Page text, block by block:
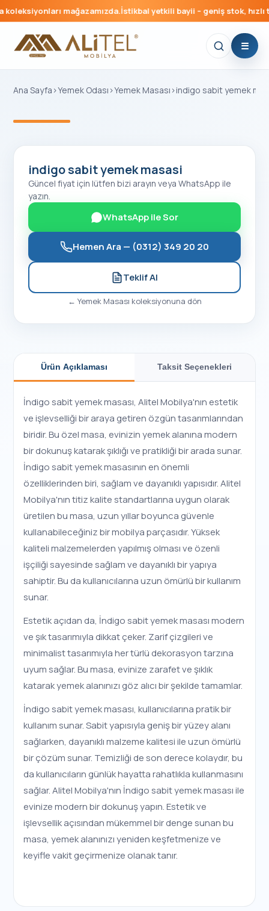
mağazamızda.İstikbal yetkili bayii – geniş stok, hızlı
Ana Sayfa ›Yemek Odası ›Yemek Masası ›indigo sabit yemek
indigo sabit yemek masasi
Güncel fiyat için lütfen bizi arayın veya WhatsApp ile
yazın.
WhatsApp ile Sor
Hemen Ara — (0312) 349 20 20
Teklif Al
← Yemek Masası koleksiyonuna dön
Ürün Açıklaması Taksit Seçenekleri
İndigo sabit yemek masası, Alitel Mobilya'nın estetik
ve işlevselliği bir araya getiren özgün tasarımlarından
biridir. Bu özel masa, evinizin yemek alanına modern
bir dokunuş katarak şıklığı ve pratikliği bir arada sunar.
İndigo sabit yemek masasının en önemli
özelliklerinden biri, sağlam ve dayanıklı yapısıdır. Alitel
Mobilya'nın titiz kalite standartlarına uygun olarak
üretilen bu masa, uzun yıllar boyunca güvenle
kullanabileceğiniz bir mobilya parçasıdır. Yüksek
kaliteli malzemelerden yapılmış olması ve özenli
işçiliği sayesinde sağlam ve dayanıklı bir yapıya
sahiptir. Bu da kullanıcılarına uzun ömürlü bir kullanım
sunar.
Estetik açıdan da, İndigo sabit yemek masası modern
ve şık tasarımıyla dikkat çeker. Zarif çizgileri ve
minimalist tasarımıyla her türlü dekorasyon tarzına
uyum sağlar. Bu masa, evinize zarafet ve şıklık
katarak yemek alanınızı göz alıcı bir şekilde tamamlar.
İndigo sabit yemek masası, kullanıcılarına pratik bir
kullanım sunar. Sabit yapısıyla geniş bir yüzey alanı
sağlarken, dayanıklı malzeme kalitesi ile uzun ömürlü
bir çözüm sunar. Temizliği de son derece kolaydır, bu
da kullanıcıların günlük hayatta rahatlıkla kullanmasını
sağlar. Alitel Mobilya'nın İndigo sabit yemek masası ile
evinize modern bir dokunuş yapın. Estetik ve
işlevsellik açısından mükemmel bir denge sunan bu
masa, yemek alanınızı yeniden keşfetmenize ve
keyifle vakit geçirmenize olanak tanır.